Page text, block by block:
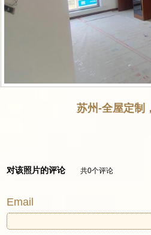
苏州-全屋定制
对该照片的评论 共0个评论
Email